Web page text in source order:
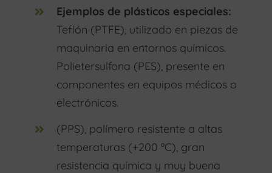
Ejemplos de plásticos especiales:
Teflón (PTFE), utilizado en piezas de
maquinaria en entornos químicos.
Polietersulfona (PES), presente en
componentes en equipos médicos o
electrónicos.
(PPS), polímero resistente a altas
temperaturas (+200 ºC), gran
resistencia química y muy buena